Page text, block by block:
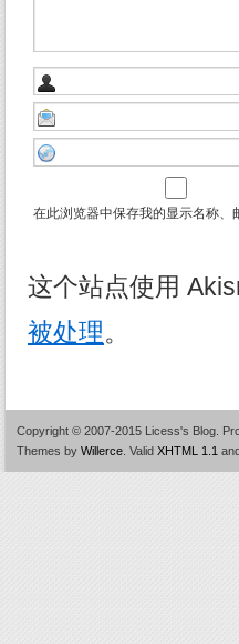
在此浏览器中保存我的显示名称
这个站点使用
被处理。
Copyright © 2007-2015 Licess's Blog.
Themes by Willerce Valid XHTML 1.1